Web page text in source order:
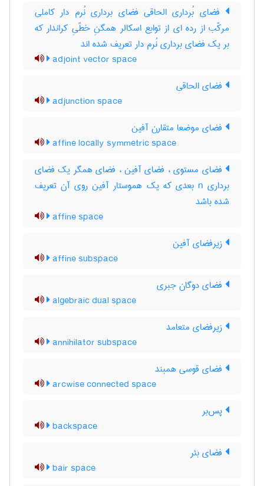
فضای بُرداری الحاقی فضای برداری نُرم دار کاملی
مرکّب از رده ای از توابع اسکالر همگنِ خطّیِ کراندار که
بر یک فضای برداری نُرم دار تعریف شده اند
adjoint vector space
فضای الحاقی
adjunction space
فضای موضعا متقارن آفین
affine locally symmetric space
فضای مستوی ، فضای آفین ، فضای همگر یک فضای
برداری n بعدی که یک هموستار آفین روی آن تعریف
شده باشد
affine space
زیرفضای آفین
affine subspace
فضای دوگان جبری
algebraic dual space
زیرفضای متعامد
annihilator subspace
فضای قوسی همبند
arcwise connected space
پس‌بر
backspace
فضای بئر
bair space